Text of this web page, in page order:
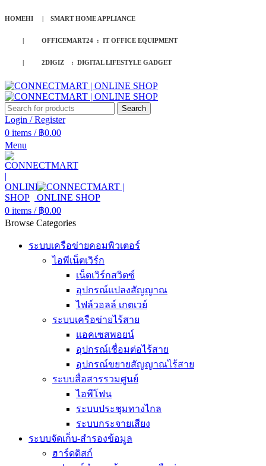
HOMEHI | SMART HOME APPLIANCE
| OFFICEMART24 : IT OFFICE EQUIPMENT
| 2DIGIZ : DIGITAL LIFESTYLE GADGET
Search
Login / Register
0 items / ฿0.00
Menu
0 items / ฿0.00
Browse Categories
ระบบเครือข่ายคอมพิวเตอร์
ไอพีเน็ตเวิร์ก
เน็ตเวิร์กสวิตซ์
อุปกรณ์แปลงสัญญาณ
ไฟล์วอลล์ เกตเวย์
ระบบเครือข่ายไร้สาย
แอคเซสพอยน์
อุปกรณ์เชื่อมต่อไร้สาย
อุปกรณ์ขยายสัญญาณไร้สาย
ระบบสื่อสารรวมศูนย์
ไอพีโฟน
ระบบประชุมทางไกล
ระบบกระจายเสียง
ระบบจัดเก็บ-สำรองข้อมูล
ฮาร์ดดิสก์